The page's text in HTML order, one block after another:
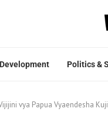
Development Politics &
vya Papua Vyaendesha